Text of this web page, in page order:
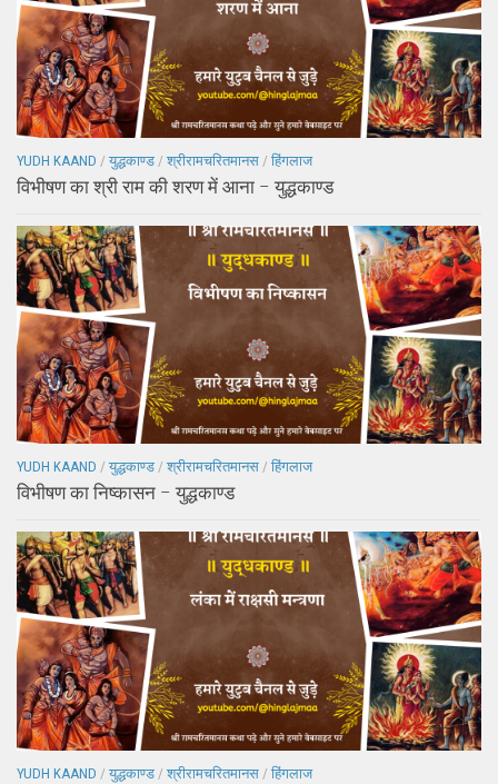
YUDH KAAND / युद्धकाण्ड / श्रीरामचरितमानस / हिंगलाज
विभीषण का श्री राम की शरण में आना – युद्धकाण्ड
YUDH KAAND / युद्धकाण्ड / श्रीरामचरितमानस / हिंगलाज
विभीषण का निष्कासन – युद्धकाण्ड
YUDH KAAND / युद्धकाण्ड / श्रीरामचरितमानस / हिंगलाज